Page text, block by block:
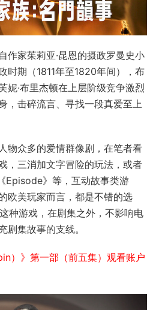
作家茱莉亚·昆恩的摄政罗曼史小
时期（1811年至1820年间），布
妮·布里杰顿在上层阶级竞争激烈
，击碎流言、寻找一段真爱至上
物众多的爱情群像剧，在笔者看
，三消加文字冒险的玩法，或者
Episode》等，互动故事类游
欧美玩家而言，都是不错的选
种游戏，在剧集之外，不影响电
剧集故事的支线。
）》第一部（前五集）观看账户